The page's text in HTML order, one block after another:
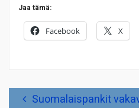
Jaa tämä:
Facebook X
ArtikkelienSuomalaispankit